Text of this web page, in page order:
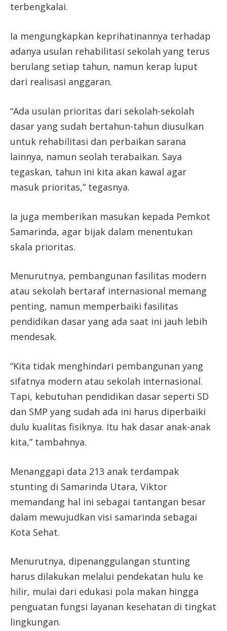
terbengkalai.
Ia mengungkapkan keprihatinannya terhadap
adanya usulan rehabilitasi sekolah yang terus
berulang setiap tahun, namun kerap luput
dari realisasi anggaran.
“Ada usulan prioritas dari sekolah-sekolah
dasar yang sudah bertahun-tahun diusulkan
untuk rehabilitasi dan perbaikan sarana
lainnya, namun seolah terabaikan. Saya
tegaskan, tahun ini kita akan kawal agar
masuk prioritas,” tegasnya.
Ia juga memberikan masukan kepada Pemkot
Samarinda, agar bijak dalam menentukan
skala prioritas.
Menurutnya, pembangunan fasilitas modern
atau sekolah bertaraf internasional memang
penting, namun memperbaiki fasilitas
pendidikan dasar yang ada saat ini jauh lebih
mendesak.
“Kita tidak menghindari pembangunan yang
sifatnya modern atau sekolah internasional.
Tapi, kebutuhan pendidikan dasar seperti SD
dan SMP yang sudah ada ini harus diperbaiki
dulu kualitas fisiknya. Itu hak dasar anak-anak
kita,” tambahnya.
Menanggapi data 213 anak terdampak
stunting di Samarinda Utara, Viktor
memandang hal ini sebagai tantangan besar
dalam mewujudkan visi samarinda sebagai
Kota Sehat.
Menurutnya, dipenanggulangan stunting
harus dilakukan melalui pendekatan hulu ke
hilir, mulai dari edukasi pola makan hingga
penguatan fungsi layanan kesehatan di tingkat
lingkungan.